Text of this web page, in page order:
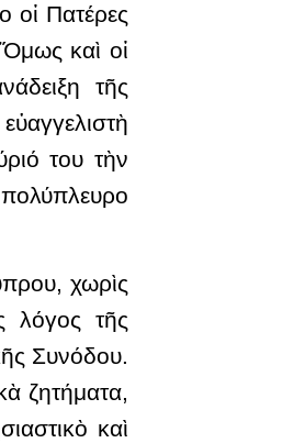
οἱ Πατέρες
καὶ οἱ
τῆς
του τὴν
χωρὶς
λόγος τῆς
Συνόδου.
ζητήματα,
καὶ